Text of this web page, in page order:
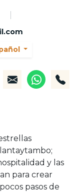
y las
para crear
pasos de